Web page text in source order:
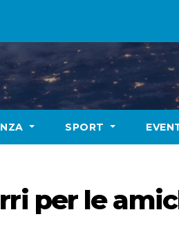
SPORT
per le